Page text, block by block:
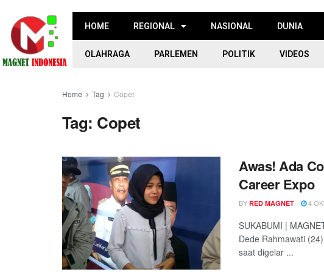
HOME REGIONAL NASIONAL DUNIA
OLAHRAGA PARLEMEN POLITIK VIDEOS
Home Tag Copet
Tag: Copet
Awas! Ada
Career Expo
BY RED MAGNET 4
SUKABUMI |
Dede Rahmawati
saat digelar ...